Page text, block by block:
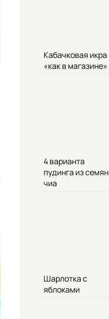
Кабачковая икра
«как в магазине»
4 варианта
пудинга из семян
чиа
Шарлотка с
яблоками